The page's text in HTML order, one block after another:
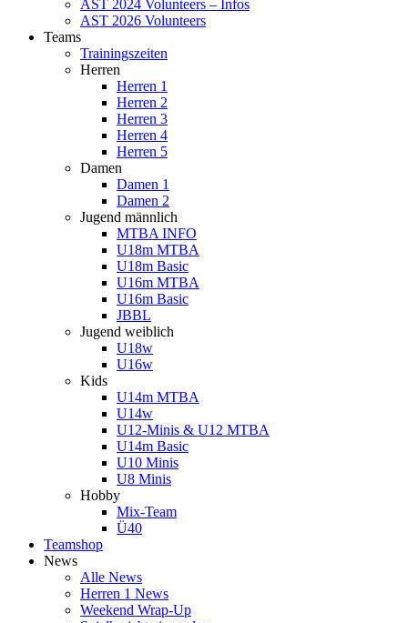
AST 2024 Volunteers – Infos
AST 2026 Volunteers
Teams
Trainingszeiten
Herren
Herren 1
Herren 2
Herren 3
Herren 4
Herren 5
Damen
Damen 1
Damen 2
Jugend männlich
MTBA INFO
U18m MTBA
U18m Basic
U16m MTBA
U16m Basic
JBBL
Jugend weiblich
U18w
U16w
Kids
U14m MTBA
U14w
U12-Minis & U12 MTBA
U14m Basic
U10 Minis
U8 Minis
Hobby
Mix-Team
Ü40
Teamshop
News
Alle News
Herren 1 News
Weekend Wrap-Up